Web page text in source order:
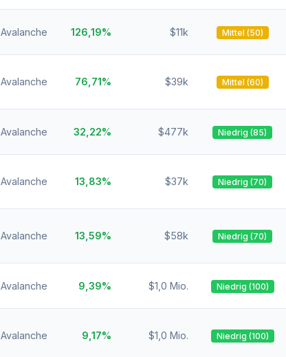
Avalanche 126,19% $11k Mittel (50)
Avalanche 76,71% $39k Mittel (60)
Avalanche 32,22% $477k Niedrig (85)
Avalanche 13,83% $37k Niedrig (70)
Avalanche 13,59% $58k Niedrig (70)
Avalanche 9,39% $1,0 Mio. Niedrig (100)
Avalanche 9,17% $1,0 Mio. Niedrig (100)